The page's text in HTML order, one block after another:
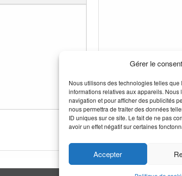
Gérer le
Nous utilisons des technologies telles
informations relatives aux appareils.
navigation et pour afficher des publicités
nous permettra de traiter des données
ID uniques sur ce site. Le fait de ne pas
avoir un effet négatif sur certaines
Accepter